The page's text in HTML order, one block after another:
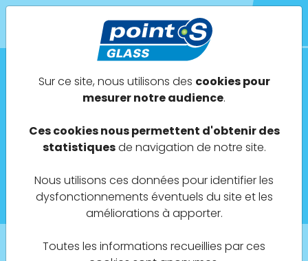
POINT S GLASS
Actualités
Avril 2024
Ouverture d'un Point S GLASS à SAINT-JULIEN
(21) !
Sur ce site, nous utilisons des cookies pour
mesurer notre audience.
Ces cookies nous permettent d'obtenir des
statistiquesde navigation de notre site.
Nous utilisons ces données pour identifier les
dysfonctionnements éventuels du site et les
améliorations à apporter.
Toutes les informations recueillies par ces